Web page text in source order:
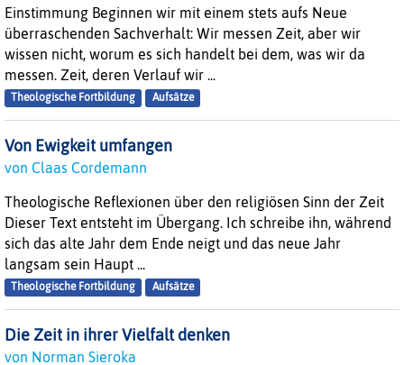
Einstimmung Beginnen wir mit einem stets aufs Neue
überraschenden Sachverhalt: Wir messen Zeit, aber wir
wissen nicht, worum es sich handelt bei dem, was wir da
messen. Zeit, deren Verlauf wir ...
Theologische Fortbildung Aufsätze
Von Ewigkeit umfangen
von Claas Cordemann
Theologische Reflexionen über den religiösen Sinn der Zeit
Dieser Text entsteht im Übergang. Ich schreibe ihn, während
sich das alte Jahr dem Ende neigt und das neue Jahr
langsam sein Haupt ...
Theologische Fortbildung Aufsätze
Die Zeit in ihrer Vielfalt denken
von Norman Sieroka